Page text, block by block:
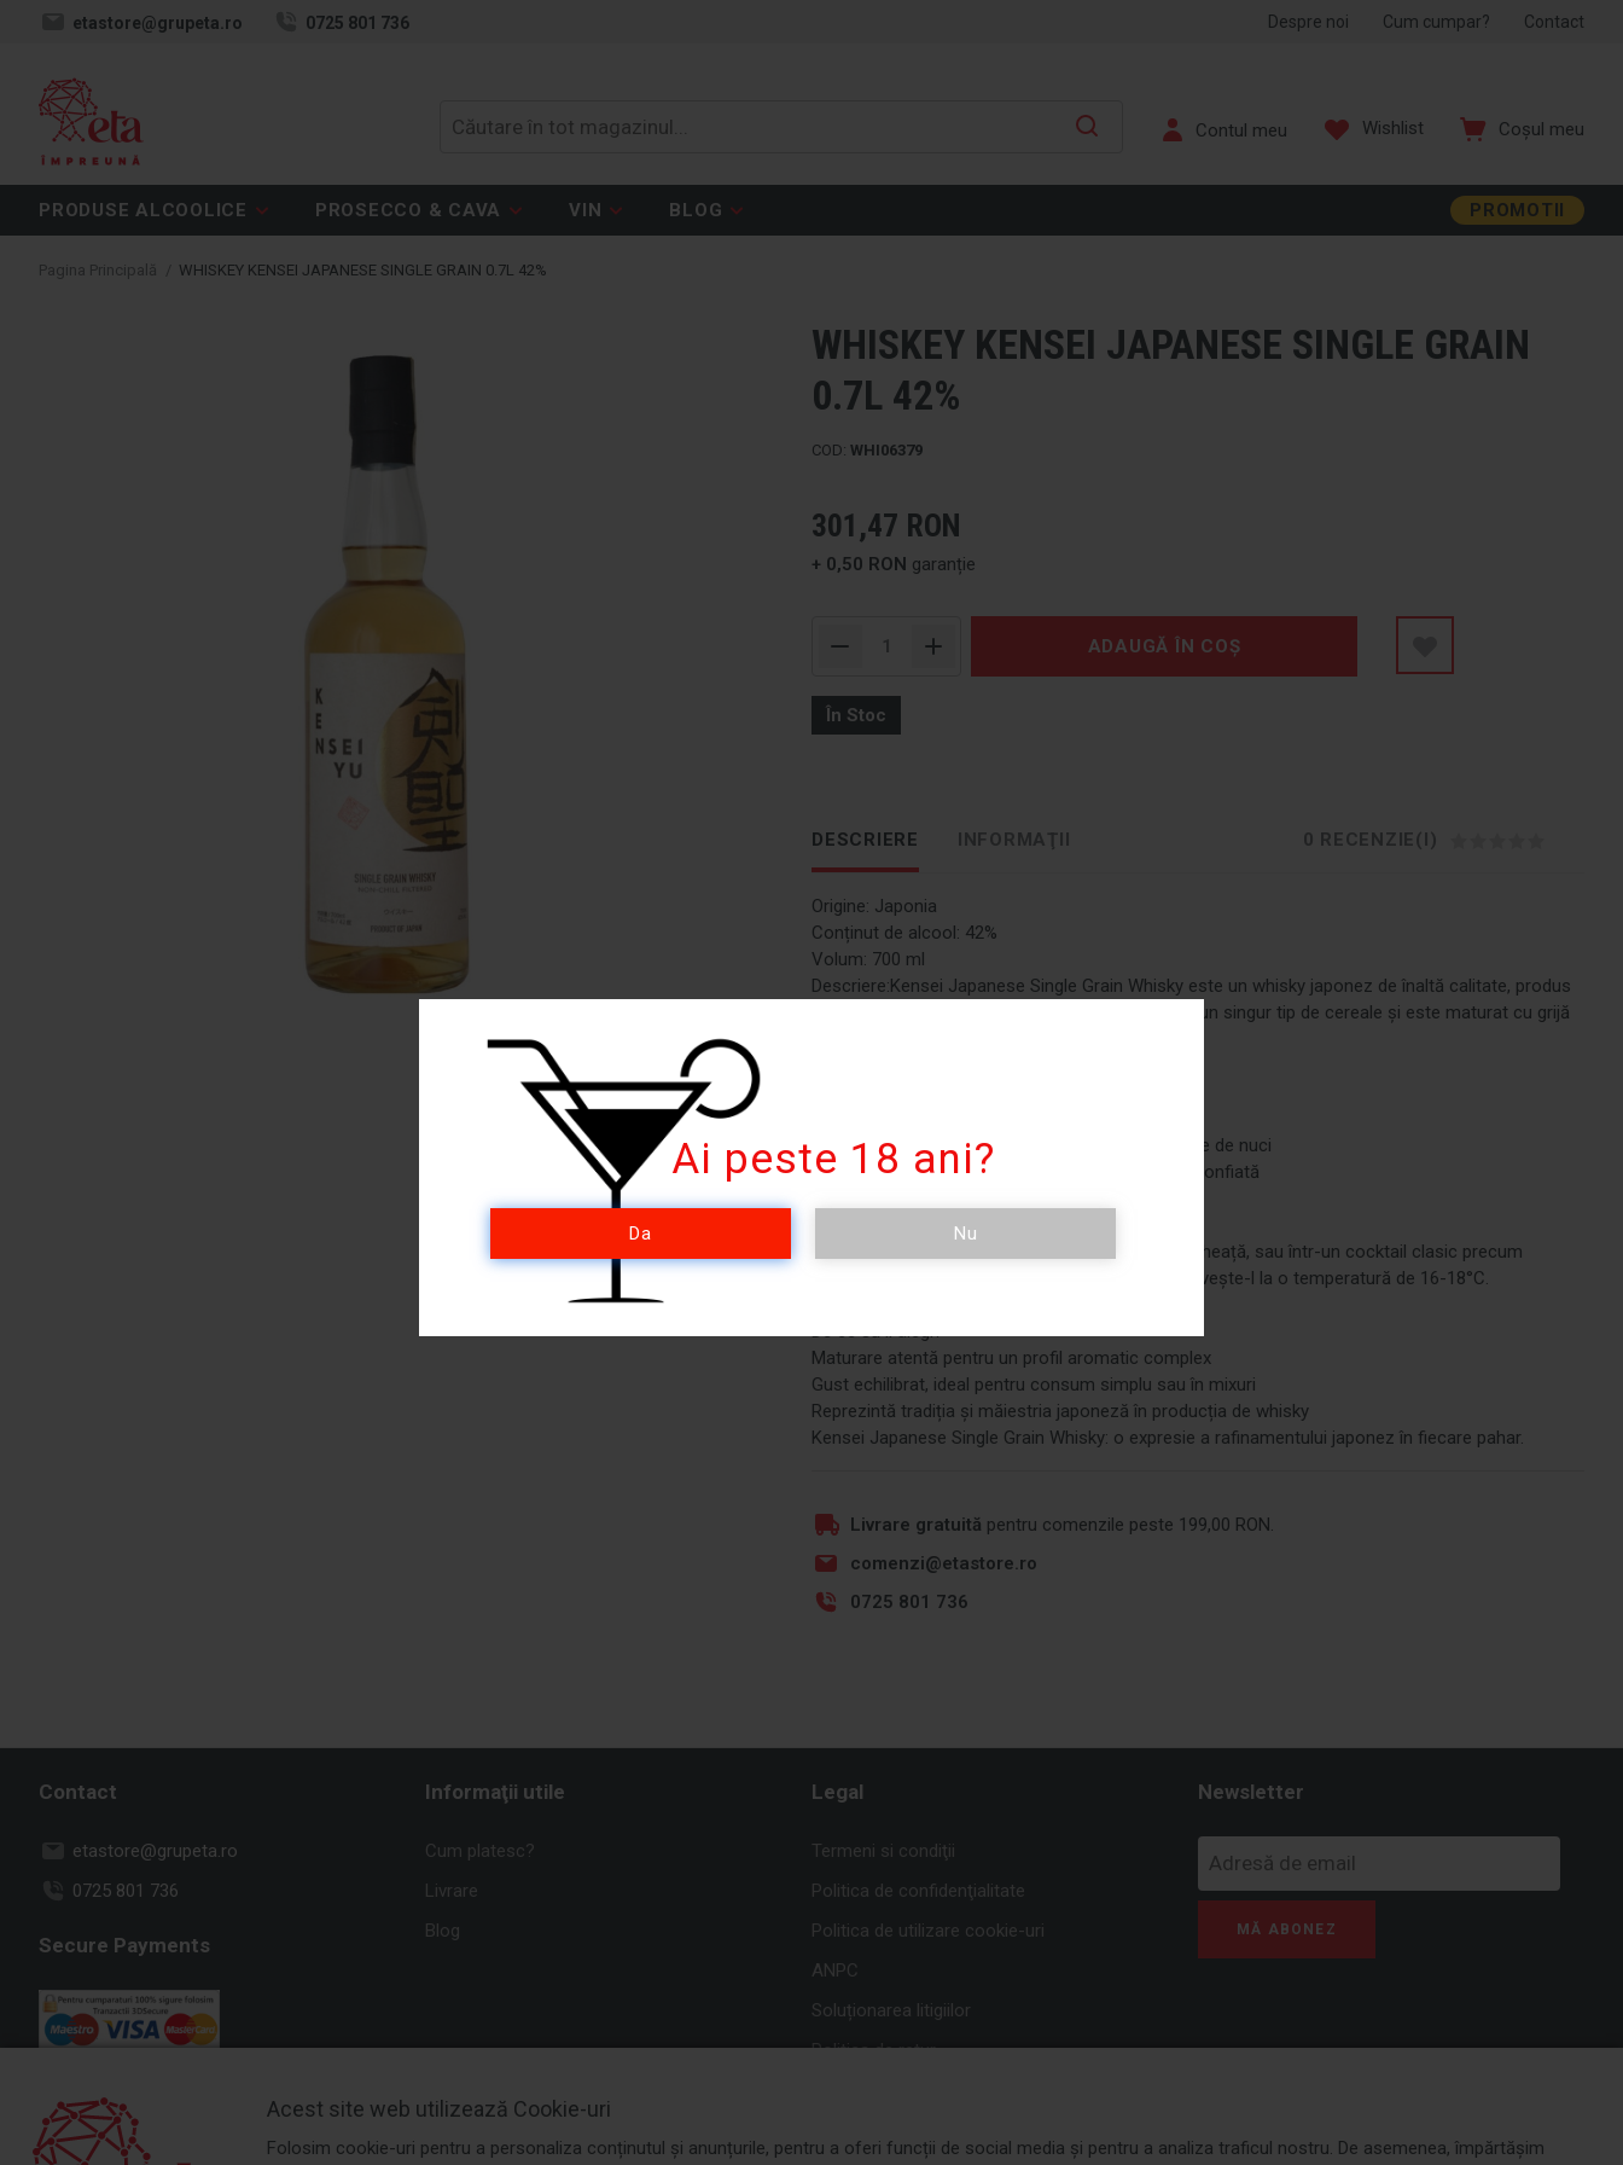
Ai peste 18 ani?
Da Nu
etastore@grupeta.ro 0725 801 736 Despre noi Cum cumpar? Contact
Coșul meu
Wishlist
PROMOTII
PRODUSE ALCOOLICE PROSECCO & CAVA VIN BLOG
Pagina Principală WHISKEY KENSEI JAPANESE SINGLE GRAIN 0.7L 42%
WHISKEY KENSEI JAPANESE SINGLE GRAIN
0.7L 42%
COD: WHI06379
301,47 RON
+ 0,50 RON garanție
ADAUGĂ ÎN COȘ
În Stoc
DESCRIERE INFORMAŢII 0 RECENZIE(I)
Origine: Japonia
Conținut de alcool: 42%
Volum: 700 ml
Descriere:Kensei Japanese Single Grain Whisky este un whisky japonez de înaltă calitate, produs
de Kiyokawa Co. Acest whisky este obținut dintr-un singur tip de cereale și este maturat cu grijă
Aromă: Note proaspete de vanilie și nuanțe subtile de nuci
Gust: Arome de miere, flori delicate și portocală confiată
Recomandare de servire:Savurează-l simplu, cu gheață, sau într-un cocktail clasic precum
Highball. Pentru a-i aprecia pe deplin aromele, servește-l la o temperatură de 16-18°C.
De ce să îl alegi?
Maturare atentă pentru un profil aromatic complex
Gust echilibrat, ideal pentru consum simplu sau în mixuri
Reprezintă tradiția și măiestria japoneză în producția de whisky
Kensei Japanese Single Grain Whisky: o expresie a rafinamentului japonez în fiecare pahar.
Livrare gratuită pentru comenzile peste 199,00 RON.
comenzi@etastore.ro
0725 801 736
Contact
etastore@grupeta.ro
0725 801 736
Secure Payments
Informaţii utile
Cum platesc?
Livrare
Blog
Legal
Termeni si condiţii
Politica de confidenţialitate
Politica de utilizare cookie-uri
ANPC
Soluționarea litigiilor
Politica de retur
Newsletter
MĂ ABONEZ
Acest site web utilizează Cookie-uri
Folosim cookie-uri pentru a personaliza conținutul și anunțurile, pentru a oferi funcții de social media și pentru a analiza traficul nostru. De asemenea, împărtășim